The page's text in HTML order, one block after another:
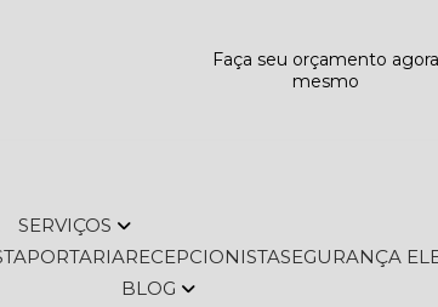
Faça seu orçamento agora
mesmo
SERVIÇOS
PORTARIA RECEPCIONISTA SEGURANÇA
BLOG